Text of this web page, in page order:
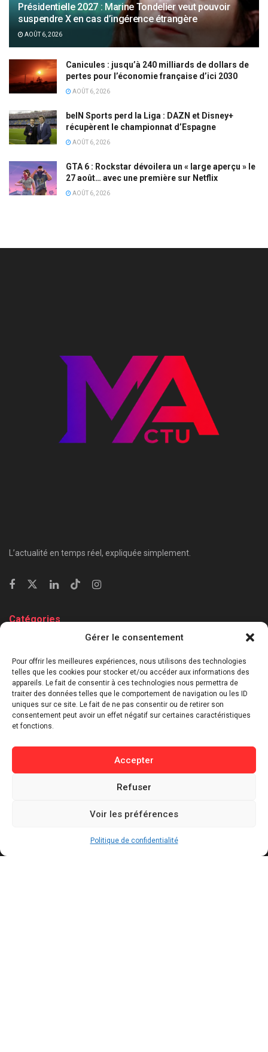
Gérer le consentement
Pour offrir les meilleures expériences, nous utilisons des technologies
telles que les cookies pour stocker et/ou accéder aux informations des
appareils. Le fait de consentir à ces technologies nous permettra de
traiter des données telles que le comportement de navigation ou les ID
uniques sur ce site. Le fait de ne pas consentir ou de retirer son
consentement peut avoir un effet négatif sur certaines caractéristiques
et fonctions.
Accepter
Refuser
Voir les préférences
Politique de confidentialité
Présidentielle 2027 : Marine Tondelier veut pouvoir
suspendre X en cas d’ingérence étrangère
AOÛT 6, 2026
Canicules : jusqu’à 240 milliards de dollars de
pertes pour l’économie française d’ici 2030
AOÛT 6, 2026
beIN Sports perd la Liga : DAZN et Disney+
récupèrent le championnat d’Espagne
AOÛT 6, 2026
GTA 6 : Rockstar dévoilera un « large aperçu » le
27 août… avec une première sur Netflix
AOÛT 6, 2026
L’actualité en temps réel, expliquée simplement.
Catégories
Économie & Business
⁠Culture & Divertissement
⁠Tech & Innovation
Sport
Lifestyle
Politique de confidentialité
Politique de cookies